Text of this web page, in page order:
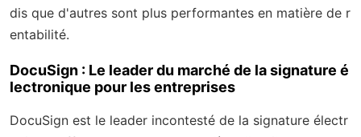
dis que d'autres sont plus performantes en matière de r
entabilité.
DocuSign : Le leader du marché de la signature é
lectronique pour les entreprises
DocuSign est le leader incontesté de la signature électr